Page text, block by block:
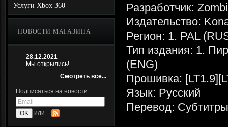
Услуги Xbox 360
НОВОСТИ МАГАЗИНА
28.12.2021
Мы открылись!
Смотреть все...
Подписаться на новости:
или
Разработчик:
Издательство:
Регион: 1. PAL
Тип издания: 1.
(ENG)
Прошивка:
Язык: Русский
Перевод: Субтитры